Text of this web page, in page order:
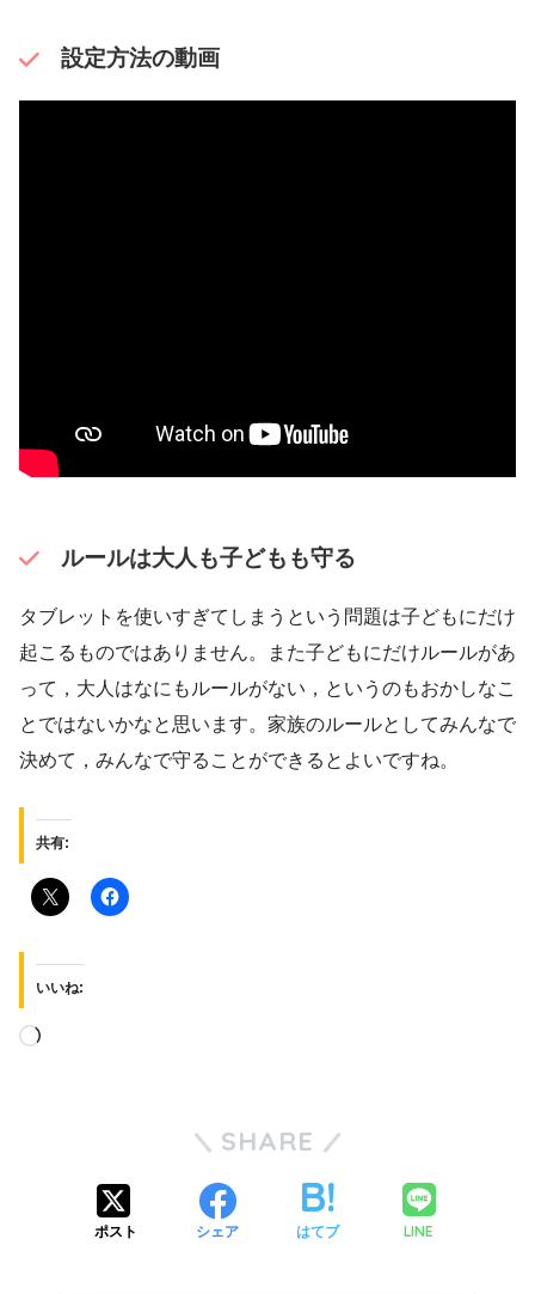
設定方法の動画
ルールは大人も子どもも守る
タブレットを使いすぎてしまうという問題は子どもにだけ
起こるものではありません。また子どもにだけルールがあ
って，大人はなにもルールがない，というのもおかしなこ
とではないかなと思います。家族のルールとしてみんなで
決めて，みんなで守ることができるとよいですね。
共有:
いいね:
SHARE
ポスト シェア はてブ LINE